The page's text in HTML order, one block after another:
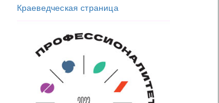
Краеведческая страница